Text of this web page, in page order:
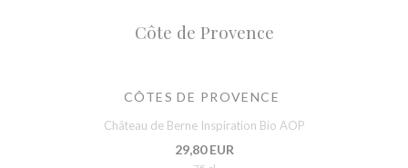
Côte de Provence
CÔTES DE PROVENCE
Château de Berne Inspiration Bio AOP
29,80 EUR